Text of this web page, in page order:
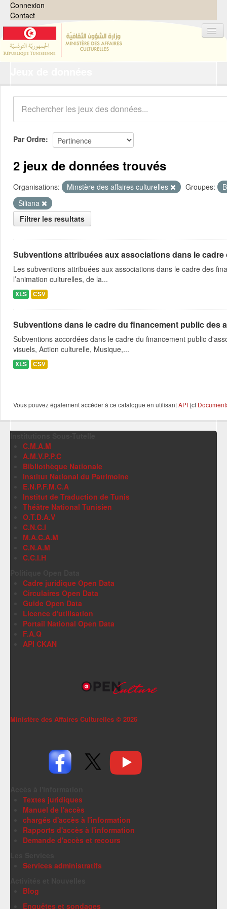
Connexion
Contact
Organisations
Groupes
Demandes 0
À propos
Par Ordre
2 jeux de données trouvés
Organisations: Minstère des affaires culturelles Groupes:
Siliana
Filtrer les resultats
Subventions attribuées aux associations dans le
Les subventions attribuées aux associations dans le cadre des
l’animation culturelles, de la...
XLS CSV
Subventions dans le cadre du financement public des
Subventions accordées dans le cadre du financement public
visuels, Action culturelle, Musique,...
XLS CSV
Vous pouvez également accéder à ce catalogue en utilisantAPI (cf
C.M.A.M
A.M.V.P.P.C
Bibliothèque Nationale
Institut National du Patrimoine
E.N.P.F.M.C.A
Institut de Traduction de Tunis
Théâtre National Tunisien
O.T.D.A.V
C.N.C.I
M.A.C.A.M
C.N.A.M
C.C.I.H
Cadre juridique Open Data
Circulaires Open Data
Guide Open Data
Licence d'utilisation
Portail National Open Data
F.A.Q
API CKAN
Ministère des Affaires Culturelles © 2026
Textes juridiques
Manuel de l'accès
chargés d'accès à l'information
Rapports d'accès à l'information
Demande d'accès et recours
Services administratifs
Blog
Enquêtes et sondages